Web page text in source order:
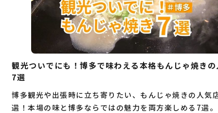
観光ついでにも！博多で味わえる本格もんじゃ焼き
7選
博多観光や出張時に立ち寄りたい、もんじゃ焼きの人気
選！本場の味と博多ならではの魅力を両方楽しめる7選。